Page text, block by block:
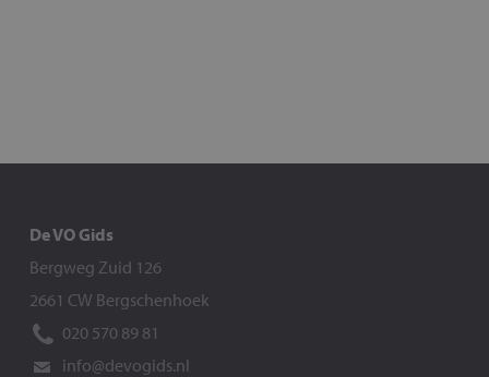
De VO Gids
Bergweg Zuid 126
2661 CW Bergschenhoek
020 570 89 81
info@devogids.nl